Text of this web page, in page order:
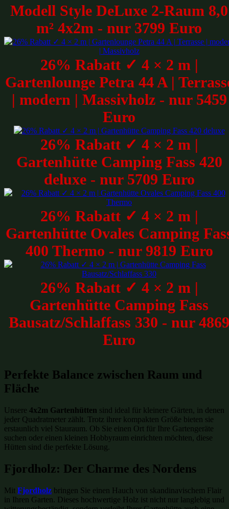
Modell Style DeLuxe 2-Raum 8,0
m² 4x2m - nur 3799 Euro
26% Rabatt ✓ 4 × 2 m |
Gartenlounge Petra 44 A |
| modern | Massivholz - nur 5459
Euro
26% Rabatt ✓ 4 × 2 m |
Gartenhütte Camping Fass 420
deluxe - nur 5709 Euro
26% Rabatt ✓ 4 × 2 m |
Gartenhütte Ovales Camping
400 Thermo - nur 9819 Euro
26% Rabatt ✓ 4 × 2 m |
Gartenhütte Camping Fass
Bausatz/Schlaffass 330 - nur 4869
Euro
Perfekte Balance zwischen Raum und
Fläche
Unsere 4x2m Gartenhütten sind ideal für kleinere Gärten, in denen
jeder Quadratmeter zählt. Trotz ihrer kompakten Größe bieten sie
erstaunlich viel Stauraum. Ob Sie einen Ort für Ihre Gartengeräte
suchen oder einen kleinen Hobbyraum einrichten möchten, diese
Hütten sind die perfekte Lösung.
Fjordholz: Der Charme des Nordens
Mit Fjordholz bringen Sie einen Hauch von skandinavischem Flair
in Ihren Garten. Dieses hochwertige Holz ist nicht nur langlebig und